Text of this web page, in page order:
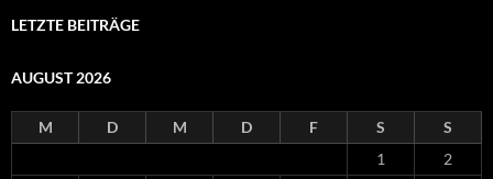
LETZTE BEITRÄGE
AUGUST 2026
M D M D F S
S
1
2